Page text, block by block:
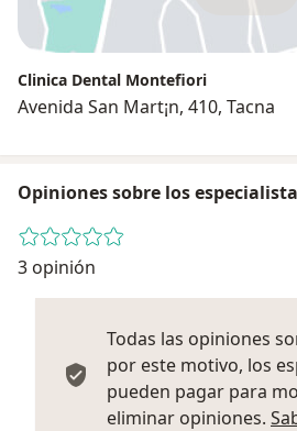
Clinica Dental Montefiori
Avenida San Mart¡n, 410, Tacna
Opiniones sobre los
3 opinión
Todas las opiniones
por este motivo, los
pueden pagar para
eliminar opiniones.